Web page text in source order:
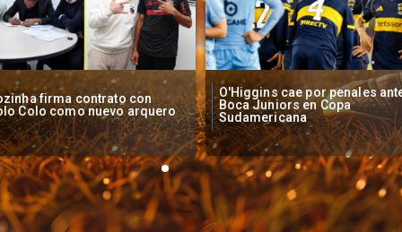
cae por penales ante
Juniors en Copa
Operadores de apuestas
piden acelerar regulación en
Chile